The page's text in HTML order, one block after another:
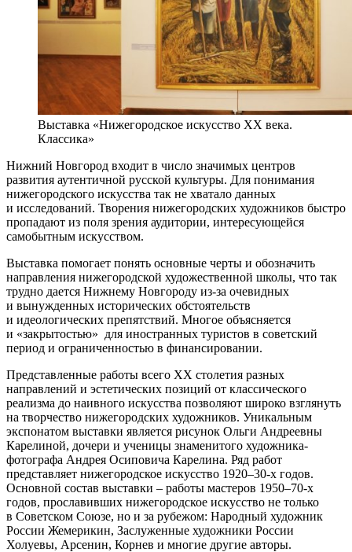
Выставка «Нижегородское искусство XX века.
Классика»
Нижний Новгород входит в число значимых центров
развития аутентичной русской культуры. Для понимания
нижегородского искусства так не хватало данных
и исследований. Творения нижегородских художников быстро
пропадают из поля зрения аудитории, интересующейся
самобытным искусством.
Выставка помогает понять основные черты и обозначить
направления нижегородской художественной школы, что так
трудно дается Нижнему Новгороду из-за очевидных
и вынужденных исторических обстоятельств
и идеологических препятствий. Многое объясняется
и «закрытостью» для иностранных туристов в советский
период и ограниченностью в финансировании.
Представленные работы всего XX столетия разных
направлений и эстетических позиций от классического
реализма до наивного искусства позволяют широко взглянуть
на творчество нижегородских художников. Уникальным
экспонатом выставки является рисунок Ольги Андреевны
Карелиной, дочери и ученицы знаменитого художника-
фотографа Андрея Осиповича Карелина. Ряд работ
представляет нижегородское искусство 1920–30-х годов.
Основной состав выставки – работы мастеров 1950–70-х
годов, прославивших нижегородское искусство не только
в Советском Союзе, но и за рубежом: Народный художник
России Жемерикин, Заслуженные художники России
Холуевы, Арсенин, Корнев и многие другие авторы.